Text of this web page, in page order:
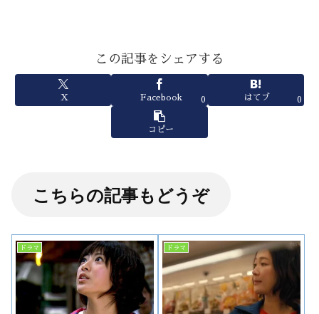
この記事をシェアする
X Facebook 0 はてブ 0
コピー
こちらの記事もどうぞ
ドラマ ドラマ